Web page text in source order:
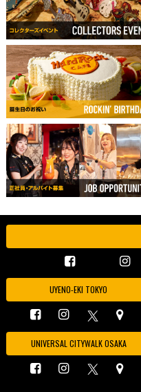
UYENO-EKI TOKYO
UNIVERSAL CITYWALK OSAKA